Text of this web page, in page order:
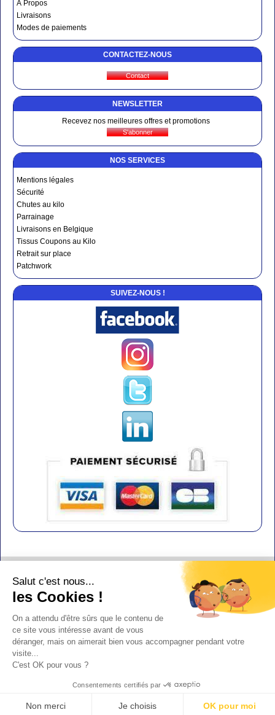
À Propos
Livraisons
Modes de paiements
CONTACTEZ-NOUS
NEWSLETTER
Recevez nos meilleures offres et promotions
NOS SERVICES
Mentions légales
Sécurité
Chutes au kilo
Parrainage
Livraisons en Belgique
Tissus Coupons au Kilo
Retrait sur place
Patchwork
SUIVEZ-NOUS !
Mentions légales
Y-Proximité / Aliénor.net
Salut c'est nous...
les Cookies !
On a attendu d'être sûrs que le contenu de
ce site vous intéresse avant de vous
déranger, mais on aimerait bien vous accompagner pendant votre
visite...
C'est OK pour vous ?
Consentements certifiés par
Non merci Je choisis OK pour moi